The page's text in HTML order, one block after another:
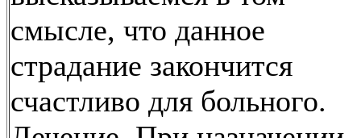
смысле, что данное
страдание закончится
счастливо для больного.